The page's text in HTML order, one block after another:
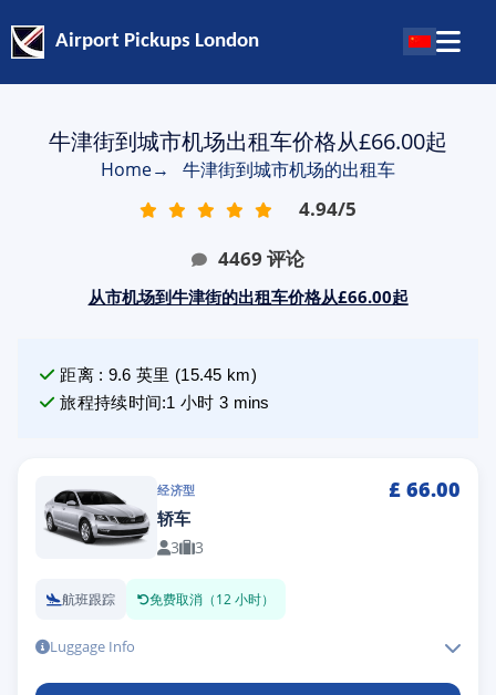
Airport Pickups London
牛津街到城市机场出租车价格从£66.00起
Home→ 牛津街到城市机场的出租车
4.94/5
4469 评论
从市机场到牛津街的出租车价格从£66.00起
距离: 9.6 英里 (15.45 km)
旅程持续时间:1 小时 3 mins
经济型 £ 66.00
轿车
3 3
航班跟踪 免费取消（12 小时）
Luggage Info